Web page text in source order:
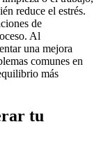
reduce el estrés.
de
Al
una mejora
comunes en
más
tu